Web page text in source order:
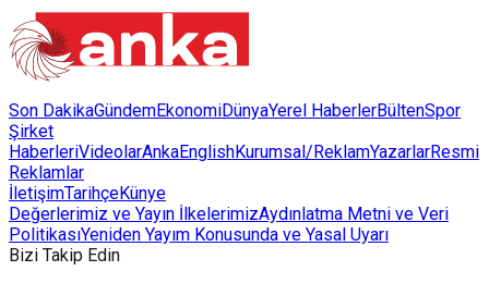
Son DakikaGündemEkonomiDünyaYerel HaberlerBültenSpor
Şirket
HaberleriVideolarAnkaEnglishKurumsal/ReklamYazarlarResmi
Reklamlar
İletişimTarihçeKünye
Değerlerimiz ve Yayın İlkelerimizAydınlatma Metni ve Veri
PolitikasıYeniden Yayım Konusunda ve Yasal Uyarı
Bizi Takip Edin